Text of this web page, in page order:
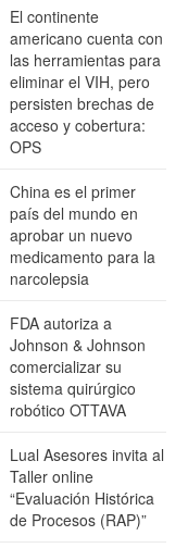
El continente
americano cuenta con
las herramientas para
eliminar el VIH, pero
persisten brechas de
acceso y cobertura:
OPS
China es el primer
país del mundo en
aprobar un nuevo
medicamento para la
narcolepsia
FDA autoriza a
Johnson & Johnson
comercializar su
sistema quirúrgico
robótico OTTAVA
Lual Asesores invita al
Taller online
“Evaluación Histórica
de Procesos (RAP)”